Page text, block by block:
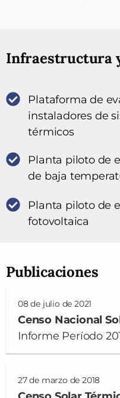
Infraestructura
Plataforma de
instaladores de
térmicos
Planta piloto de
de baja
Planta piloto de
fotovoltaica
Publicaciones
08 de julio de 2021
Censo Nacional
Informe Período
27 de marzo de 2018